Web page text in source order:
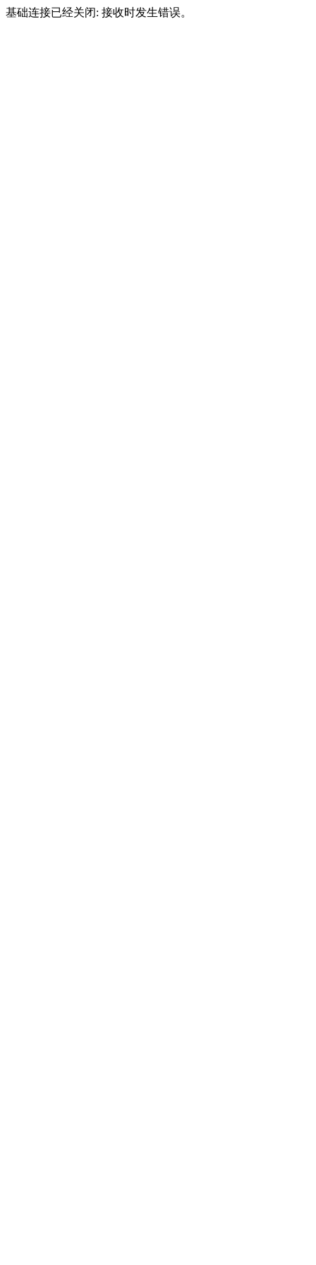
基础连接已经关闭: 接收时发生错误。